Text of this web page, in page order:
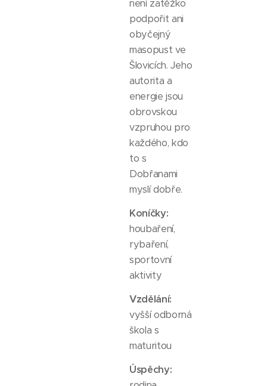
není zatěžko
podpořit ani
obyčejný
masopust ve
Šlovicích. Jeho
autorita a
energie jsou
obrovskou
vzpruhou pro
každého, kdo
to s
Dobřanami
myslí dobře.
Koníčky:
houbaření,
rybaření,
sportovní
aktivity
Vzdělání:
vyšší odborná
škola s
maturitou
Úspěchy: